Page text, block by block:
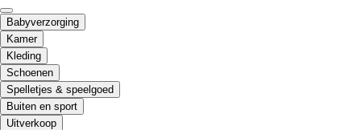
Babyverzorging
Kamer
Kleding
Schoenen
Spelletjes & speelgoed
Buiten en sport
Uitverkoop